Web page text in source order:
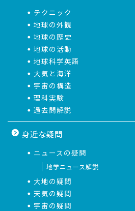
テクニック
地球の外観
地球の歴史
地球の活動
地球科学英語
大気と海洋
宇宙の構造
理科実験
過去問解説
身近な疑問
ニュースの疑問
地学ニュース解説
大地の疑問
天気の疑問
宇宙の疑問